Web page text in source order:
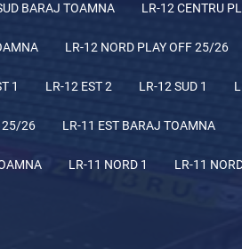
BARAJ TOAMNA LR-12 CENTRU
LR-12 NORD PLAY OFF 25/26
1 LR-12 EST 2 LR-12 SUD 1
25/26 LR-11 EST BARAJ TOAMNA
LR-11 NORD 1 LR-11